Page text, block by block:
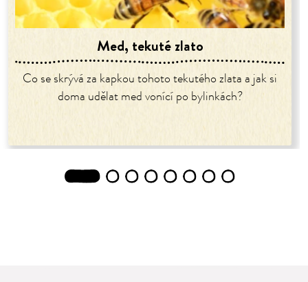
Med, tekuté zlato
Co se skrývá za kapkou tohoto tekutého zlata a jak si
doma udělat med vonící po bylinkách?
2 3 4 5 6 7 8